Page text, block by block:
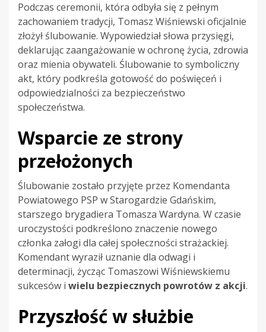
Podczas ceremonii, która odbyła się z pełnym
zachowaniem tradycji, Tomasz Wiśniewski oficjalnie
złożył ślubowanie. Wypowiedział słowa przysięgi,
deklarując zaangażowanie w ochronę życia, zdrowia
oraz mienia obywateli. Ślubowanie to symboliczny
akt, który podkreśla gotowość do poświęceń i
odpowiedzialności za bezpieczeństwo
społeczeństwa.
Wsparcie ze strony
przełożonych
Ślubowanie zostało przyjęte przez Komendanta
Powiatowego PSP w Starogardzie Gdańskim,
starszego brygadiera Tomasza Wardyna. W czasie
uroczystości podkreślono znaczenie nowego
członka załogi dla całej społeczności strażackiej.
Komendant wyraził uznanie dla odwagi i
determinacji, życząc Tomaszowi Wiśniewskiemu
sukcesów i wielu bezpiecznych powrotów z akcji.
Przyszłość w służbie